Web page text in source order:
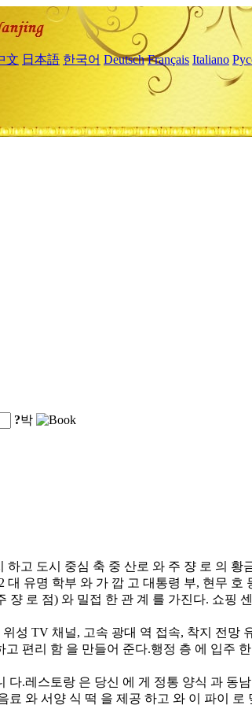
文 日本語 한국어 Deutsch Français Italiano
?박
하고 도시 중심 축 중 산로 와 주 쟝 로 의 황
유명 학부 와 가 깝 고 대통령 부, 현무 호
로 점) 와 밀접 한 관 계 를 가진다. 쇼핑
성 TV 채널, 고속 광대 역 접속, 착지 전망
편리 함 을 만들어 준다.행정 층 에 입주
.레스토랑 은 당신 에 게 정통 양식 과 동
와 서양 식 떡 을 제공 하고 와 이 파이 로